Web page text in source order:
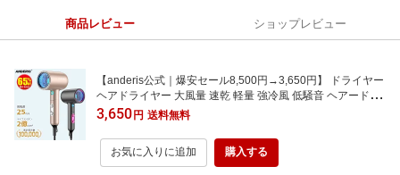
商品レビュー ショップレビュー
【anderis公式｜爆安セール8,500円→3,650円】 ドライヤー
ヘアドライヤー 大風量 速乾 軽量 強冷風 低騒音 ヘアードラ
イヤー 2億 マイナスイオン コンパクト 1200w マイナスイオ
ンドライヤー ヘアケア イオンドライヤー 旅行用 持ち運び便
利 冷熱風 ギフト 母の日
3,650円 送料無料
お気に入りに追加 購入する